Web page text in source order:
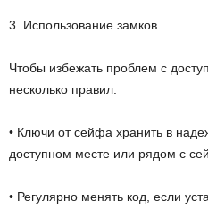
3. Использование замков
Чтобы избежать проблем с
несколько правил:
• Ключи от сейфа хранить в
доступном месте или рядом с
• Регулярно менять код, если